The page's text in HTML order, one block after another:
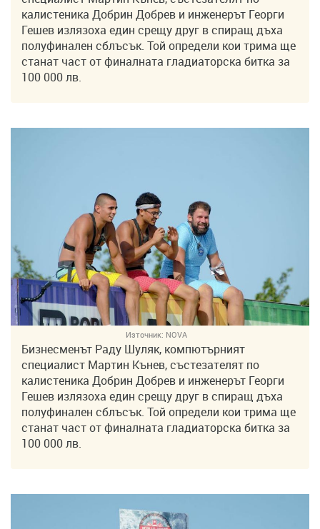
калистеника Добрин Добрев и инженерът Георги
Гешев излязоха един срещу друг в спиращ дъха
полуфинален сблъсък. Той определи кои трима ще
станат част от финалната гладиаторска битка за
100 000 лв.
Източник: NOVA
Бизнесменът Раду Шуляк, компютърният
специалист Мартин Кънев, състезателят по
калистеника Добрин Добрев и инженерът Георги
Гешев излязоха един срещу друг в спиращ дъха
полуфинален сблъсък. Той определи кои трима ще
станат част от финалната гладиаторска битка за
100 000 лв.